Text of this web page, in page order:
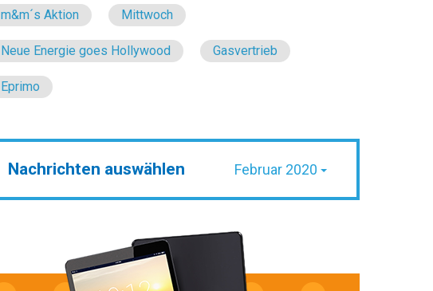
m&m´s Aktion Mittwoch
Neue Energie goes Hollywood Gasvertrieb
Eprimo
Nachrichten auswählen Februar 2020